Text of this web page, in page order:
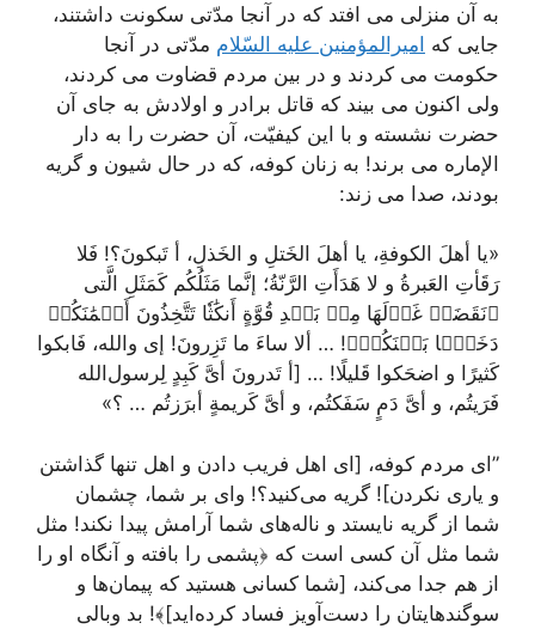
به آن منزلی می افتد که در آنجا مدّتی سکونت داشتند،
جایی که امیرالمؤمنین علیه السّلام مدّتی در آنجا
حکومت می کردند و در بین مردم قضاوت می کردند،
ولی اکنون می بیند که قاتل برادر و اولادش به جای آن
حضرت نشسته و با این کیفیّت، آن حضرت را به دار
الإماره می برند! به زنان کوفه، که در حال شیون و گریه
بودند، صدا می زند:
«یا أهلَ الکوفةِ، یا أهلَ الخَتلِ و الخَذلِ، أ تَبکونَ؟! فَلا
رَقَأتِ العَبرةُ و لا هَدَأَتِ الرَّنّةُ؛ إنَّما مَثَلُکُم کَمَثَلِ الَّتی
﴿نَقَضَتۡ غَزۡلَهَا مِنۢ بَعۡدِ قُوَّةٍ أَنكَٰثٗا تَتَّخِذُونَ أَيۡمَٰنَكُمۡ
دَخَلَۢا بَيۡنَكُمۡ﴾! … ألا ساءَ ما تَزِرونَ! إی والله، فَابکوا
کَثیرًا و اضحَکوا قَلیلًا! … [أ تَدرونَ أیَّ کَبِدٍ لِرسول‌الله
فَرَیتُم، و أیَّ دَمٍ سَفَکتُم، و أیَّ کَریمةٍ أبرَزتُم … ؟»
”ای مردم کوفه، [ای اهل فریب دادن و اهل تنها گذاشتن
و یاری نکردن]! گریه می‌کنید؟! وای بر شما، چشمان
شما از گریه نایستد و ناله‌های شما آرامش پیدا نکند! مثل
شما مثل آن کسی است که ﴿پشمی را بافته و آنگاه او را
از هم جدا می‌کند، [شما کسانی هستید که پیمان‌ها و
سوگندهایتان را دست‌آویز فساد کرده‌اید]﴾! بد وبالی